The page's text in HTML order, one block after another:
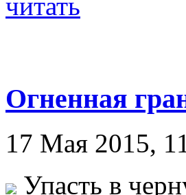
читать
Огненная
17 Мая 2015,
Упасть в